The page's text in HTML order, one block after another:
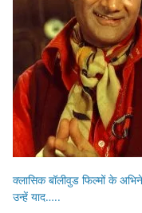
क्लासिक बॉलीवुड फिल्मों के
उन्हें याद…..